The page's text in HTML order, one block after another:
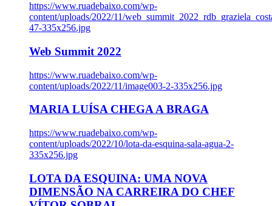
https://www.ruadebaixo.com/wp-
content/uploads/2022/11/
47-335x256.jpg
Web Summit 2022
https://www.ruadebaixo.com/wp-
content/uploads/2022/11/image003-2-335x256.jpg
MARIA LUÍSA CHEGA A BRAGA
https://www.ruadebaixo.com/wp-
content/uploads/2022/10/lota-da-esquina-sala-agua-2-
335x256.jpg
LOTA DA ESQUINA: UMA NOVA
DIMENSÃO NA CARREIRA DO CHEF